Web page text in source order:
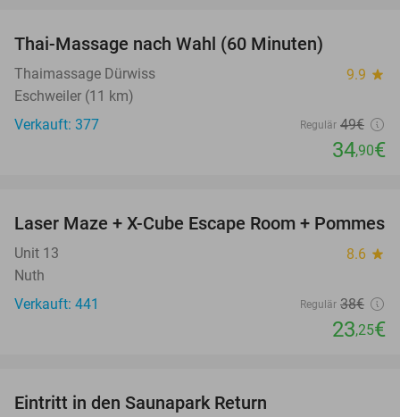
Thai-Massage nach Wahl (60 Minuten)
Thaimassage Dürwiss 9.9 star
Eschweiler (11 km)
Verkauft: 377
Regulär 49€
34,90€
39%
Laser Maze + X-Cube Escape Room + Pommes
Unit 13 8.6 star
Nuth
Verkauft: 441
Regulär 38€
23,25€
Eintritt in den Saunapark Return